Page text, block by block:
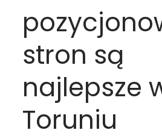
stron są
najlepsze
Toruniu